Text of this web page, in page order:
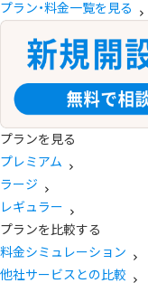
プラン・料金一覧を見る
プランを見る
プレミアム
ラージ
レギュラー
プランを比較する
料金シミュレーション
他社サービスとの比較